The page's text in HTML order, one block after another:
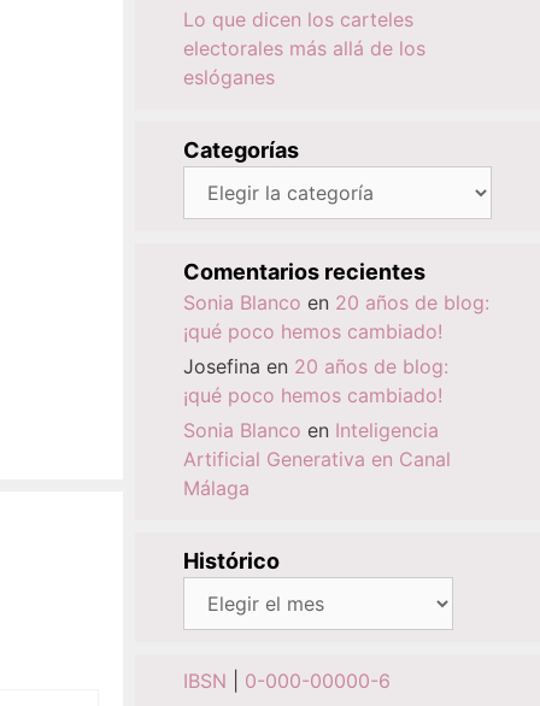
Lo que dicen los carteles
electorales más allá de los
eslóganes
Categorías
Categorías
Comentarios recientes
Sonia Blanco en 20 años de blog:
¡qué poco hemos cambiado!
Josefina en 20 años de blog:
¡qué poco hemos cambiado!
Sonia Blanco en Inteligencia
Artificial Generativa en Canal
Málaga
Histórico
Histórico
IBSN 0-000-00000-6